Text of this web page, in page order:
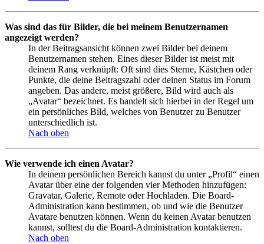
Was sind das für Bilder, die bei meinem Benutzernamen
angezeigt werden?
In der Beitragsansicht können zwei Bilder bei deinem
Benutzernamen stehen. Eines dieser Bilder ist meist mit
deinem Rang verknüpft: Oft sind dies Sterne, Kästchen oder
Punkte, die deine Beitragszahl oder deinen Status im Forum
angeben. Das andere, meist größere, Bild wird auch als
„Avatar“ bezeichnet. Es handelt sich hierbei in der Regel um
ein persönliches Bild, welches von Benutzer zu Benutzer
unterschiedlich ist.
Nach oben
Wie verwende ich einen Avatar?
In deinem persönlichen Bereich kannst du unter „Profil“ einen
Avatar über eine der folgenden vier Methoden hinzufügen:
Gravatar, Galerie, Remote oder Hochladen. Die Board-
Administration kann bestimmen, ob und wie die Benutzer
Avatare benutzen können. Wenn du keinen Avatar benutzen
kannst, solltest du die Board-Administration kontaktieren.
Nach oben